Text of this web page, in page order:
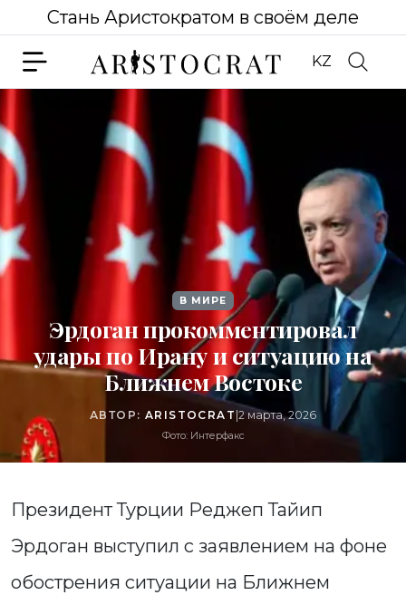
Стань Аристократом в своём деле
KZ
В МИРЕ
Эрдоган прокомментировал
удары по Ирану и ситуацию на
Ближнем Востоке
АВТОР: ARISTOCRAT|2 марта, 2026
Фото: Интерфакс
Президент Турции Реджеп Тайип
Эрдоган выступил с заявлением на фоне
обострения ситуации на Ближнем